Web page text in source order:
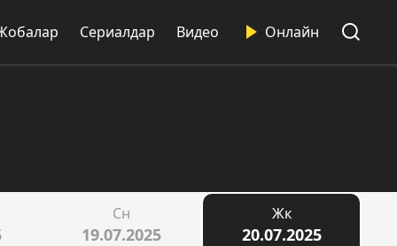
Сериалдар Видео Онлайн
Сн
19.07.2025
Жк
20.07.2025